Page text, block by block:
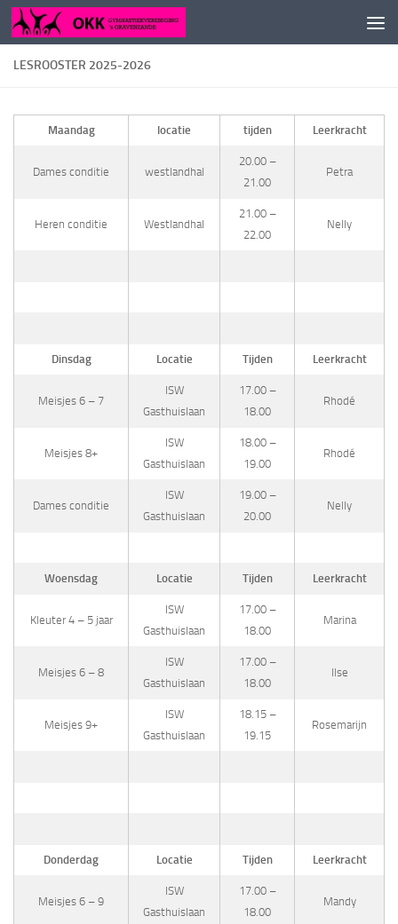
Doorgaan naar inhoud
LESROOSTER 2025-2026
Maandag locatie tijden Leerkracht
Dames conditie westlandhal
20.00 –
21.00
Petra
Heren conditie Westlandhal
21.00 –
22.00
Nelly
Dinsdag Locatie Tijden Leerkracht
Meisjes 6 – 7
ISW
Gasthuislaan
17.00 –
18.00
Rhodé
Meisjes 8+
ISW
Gasthuislaan
18.00 –
19.00
Rhodé
Dames conditie
ISW
Gasthuislaan
19.00 –
20.00
Nelly
Woensdag Locatie Tijden Leerkracht
Kleuter 4 – 5 jaar
ISW
Gasthuislaan
17.00 –
18.00
Marina
Meisjes 6 – 8
ISW
Gasthuislaan
17.00 –
18.00
Ilse
Meisjes 9+
ISW
Gasthuislaan
18.15 –
19.15
Rosemarijn
Donderdag Locatie Tijden Leerkracht
Meisjes 6 – 9
ISW
Gasthuislaan
17.00 –
18.00
Mandy